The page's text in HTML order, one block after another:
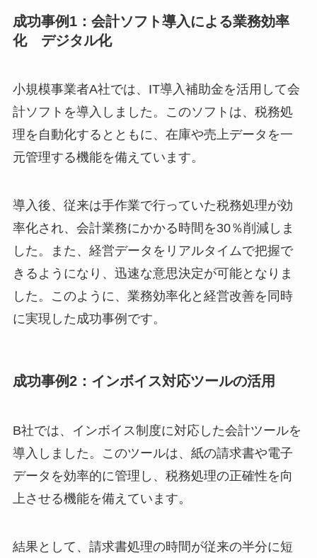
成功事例1：会計ソフト導入による業務効率
化 デジタル化
小規模事業者A社では、IT導入補助金を活用して会
計ソフトを導入しました。このソフトは、税務処
理を自動化するとともに、在庫や売上データを一
元管理する機能を備えています。
導入後、従来は手作業で行っていた税務処理が効
率化され、会計業務にかかる時間を30％削減しま
した。また、経営データをリアルタイムで把握で
きるようになり、迅速な意思決定が可能となりま
した。このように、業務効率化と経営改善を同時
に実現した成功事例です。
成功事例2：インボイス対応ツールの活用
B社では、インボイス制度に対応した会計ツールを
導入しました。このツールは、紙の請求書や電子
データを効率的に管理し、税務処理の正確性を向
上させる機能を備えています。
結果として、請求書処理の時間が従来の半分に短